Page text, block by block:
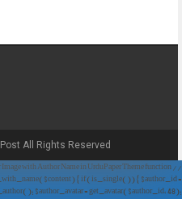
All Rights Reserved.
Image with Author Name in UrduPaper Theme function
{ if (is_single()) { $author_id =
$author_avatar = get_avatar($author_id, 48);